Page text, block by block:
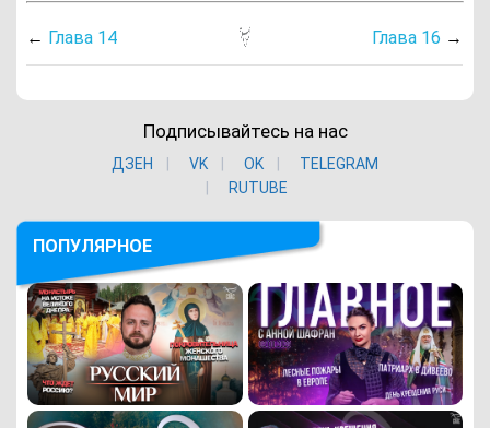
← Глава 14 Глава 16 →
Подписывайтесь на нас
ДЗЕН VK ОK
TELEGRAM
RUTUBE
ПОПУЛЯРНОЕ